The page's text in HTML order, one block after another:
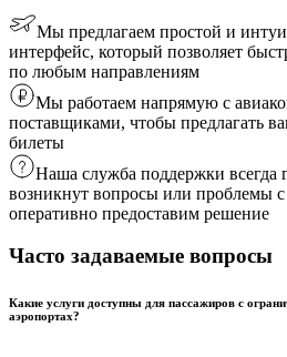
Мы предлагаем простой и
интерфейс, который позволяет
по любым направлениям
Мы работаем напрямую с
поставщиками, чтобы предлагать
билеты
Наша служба поддержки всегда
возникнут вопросы или проблемы
оперативно предоставим решение
Часто задаваемые вопросы
Какие услуги доступны для пассажиров с
аэропортах?